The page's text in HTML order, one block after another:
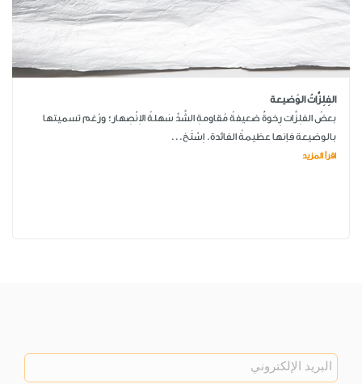
الفِلِزَّاتُ الوَضيعة
بعضُ الفلِزَّات رِخوةٌ ضعيفةُ مُقاومةِ الشَّدِّ سَهلةُ الاِنْصِهار؛ ورُغم تسميتها
بالوضيعة فإنها عظيمةُ الفائدة. اِسْتَخ...
اقرأ المزيد